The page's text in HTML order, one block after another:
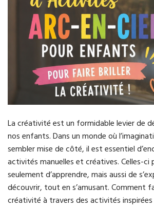
La créativité est un formidable levier de
nos enfants. Dans un monde où
sembler mise de côté, il est essentiel
activités manuelles et créatives. Celles-
seulement d’apprendre, mais aussi de
découvrir, tout en s’amusant. Comment
créativité à travers des activités inspirées